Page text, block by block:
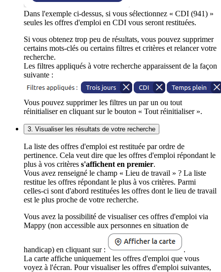
Dans l'exemple ci-dessus, si vous sélectionnez « CDI (941) »
seules les offres d'emploi en CDI vous seront restituées.
Si vous obtenez trop peu de résultats, vous pouvez supprimer
certains mots-clés ou certains filtres et critères et relancer votre
recherche.
Les filtres appliqués à votre recherche apparaissent de la façon
suivante :
Vous pouvez supprimer les filtres un par un ou tout
réinitialiser en cliquant sur le bouton « Tout réinitialiser ».
3. Visualiser les résultats de votre recherche
La liste des offres d'emploi est restituée par ordre de
pertinence. Cela veut dire que les offres d'emploi répondant le
plus à vos critères s'affichent en premier.
Vous avez renseigné le champ « Lieu de travail » ? La liste
restitue les offres répondant le plus à vos critères. Parmi
celles-ci sont d'abord restituées les offres dont le lieu de travail
est le plus proche de votre recherche.
Vous avez la possibilité de visualiser ces offres d'emploi via
Mappy (non accessible aux personnes en situation de
handicap) en cliquant sur :
.
La carte affiche uniquement les offres d'emploi que vous
voyez à l'écran. Pour visualiser les offres d'emploi suivantes,